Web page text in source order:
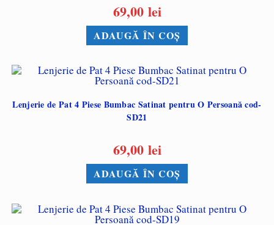
69,00 lei
ADAUGĂ ÎN COȘ
Lenjerie de Pat 4 Piese Bumbac Satinat pentru O Persoană cod-
SD21
69,00 lei
ADAUGĂ ÎN COȘ